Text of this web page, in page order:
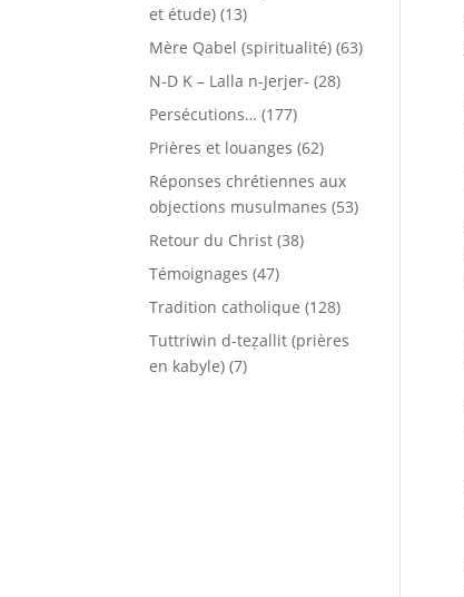
et étude) (13)
Mère Qabel (spiritualité) (63)
N-D K – Lalla n-Jerjer- (28)
Persécutions… (177)
Prières et louanges (62)
Réponses chrétiennes aux
objections musulmanes (53)
Retour du Christ (38)
Témoignages (47)
Tradition catholique (128)
Tuttriwin d-teẓallit (prières
en kabyle) (7)